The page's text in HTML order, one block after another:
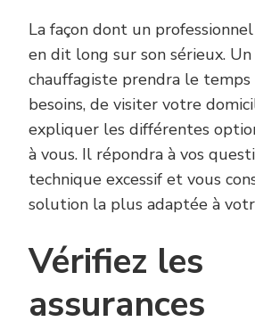
La façon dont un
en dit long sur son sérieux.
chauffagiste prendra le temps
besoins, de visiter votre
expliquer les différentes
à vous. Il répondra à vos
technique excessif et vous
solution la plus adaptée à
Vérifiez les
assurances